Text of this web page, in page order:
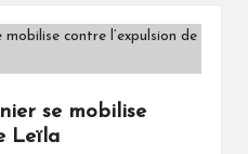
se mobilise
Leïla